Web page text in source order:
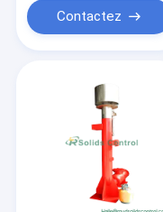
contrôle des solides
Contactez